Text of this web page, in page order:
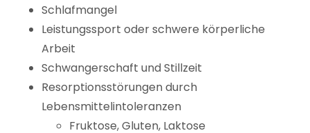
Schlafmangel
Leistungssport oder schwere körperliche
Arbeit
Schwangerschaft und Stillzeit
Resorptionsstörungen durch
Lebensmittelintoleranzen
Fruktose, Gluten, Laktose